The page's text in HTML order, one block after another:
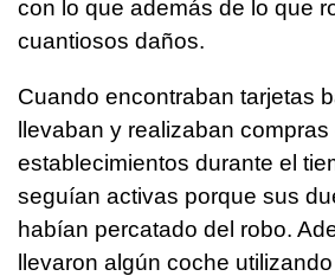
con lo que además de lo que
cuantiosos daños.
Cuando encontraban tarjetas
llevaban y realizaban compras
establecimientos durante el
seguían activas porque sus
habían percatado del robo.
llevaron algún coche